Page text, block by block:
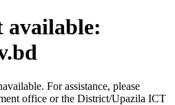
available:
For assistance, please
office or the District/Upazila ICT